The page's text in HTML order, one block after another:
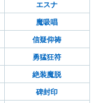
エスナ
魔吸唱
信疑仰祷
勇猛狂符
絶装魔脱
碑封印